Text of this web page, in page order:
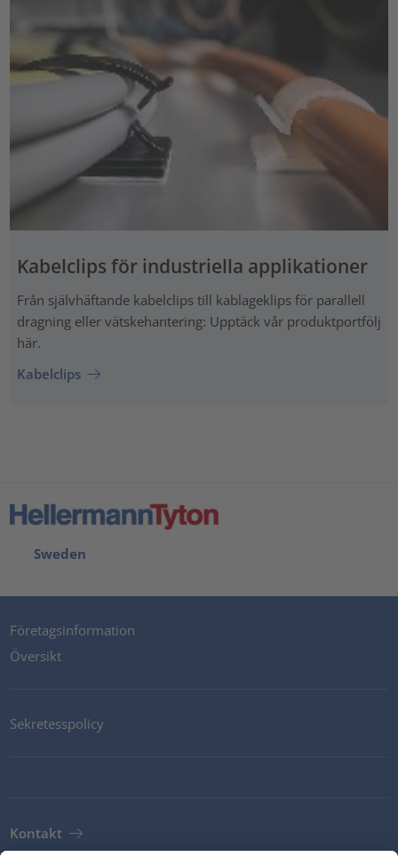
Kabelclips för industriella applikationer
Från självhäftande kabelclips till kablageklips för parallell
dragning eller vätskehantering: Upptäck vår produktportfölj
här.
Kabelclips
Sweden
Företagsinformation
Översikt
Sekretesspolicy
Kontakt